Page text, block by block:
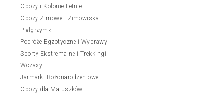
Obozy i Kolonie Letnie
Obozy Zimowe i Zimowiska
Pielgrzymki
Podróże Egzotyczne i Wyprawy
Sporty Ekstremalne i Trekkingi
Wczasy
Jarmarki Bożonarodzeniowe
Obozy dla Maluszków